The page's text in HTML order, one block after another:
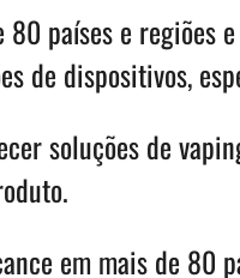
80 países e
de dispositivos,
soluções de
em mais de 80